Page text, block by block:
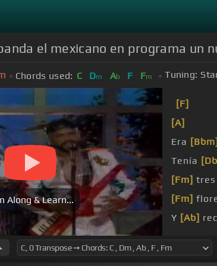
el mexicano en programa un
Chords used: C Dm Ab F Fm Tuning:
Along & Learn...
[F]
[A]
Era [Bbm]
Tenía
[Fm] tres
[Fm]
Y [Ab]